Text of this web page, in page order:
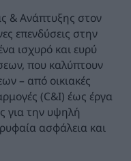
& Ανάπτυξης στον
επενδύσεις στην
ισχυρό και ευρύ
που καλύπτουν
– από οικιακές
(C&I) έως έργα
για την υψηλή
ασφάλεια και